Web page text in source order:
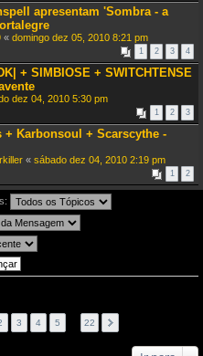
apresentam 'Sombra - a
« domingo dez 05, 2010 8:21 pm
1 2 3 4
+ SIMBIOSE + SWITCHTENSE
dez 04, 2010 5:30 pm
1 2 3
+ Karbonsoul + Scarscythe -
« sábado dez 04, 2010 2:19 pm
1 2
3 4 5 22